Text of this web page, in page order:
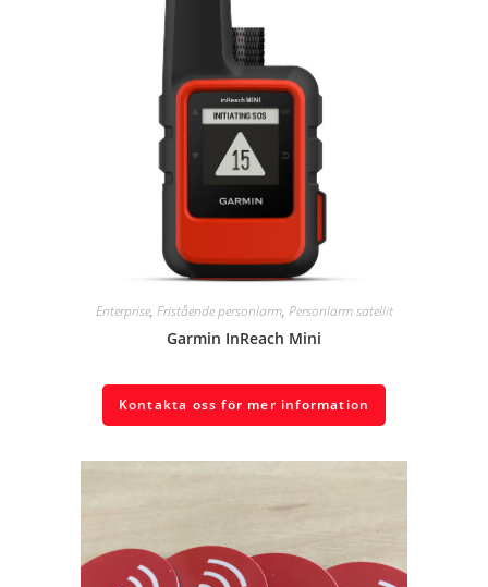
Enterprise, Fristående personlarm, Personlarm satellit
Garmin InReach Mini
Kontakta oss för mer information